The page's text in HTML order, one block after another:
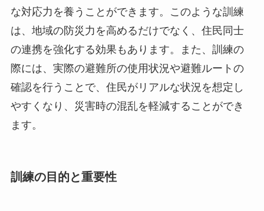
な対応力を養うことができます。このような訓練
は、地域の防災力を高めるだけでなく、住民同士
の連携を強化する効果もあります。また、訓練の
際には、実際の避難所の使用状況や避難ルートの
確認を行うことで、住民がリアルな状況を想定し
やすくなり、災害時の混乱を軽減することができ
ます。
訓練の目的と重要性